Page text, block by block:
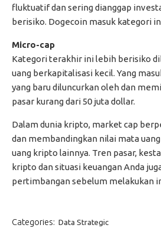
fluktuatif dan sering dianggap
berisiko. Dogecoin masuk kategori
Micro-cap
Kategori terakhir ini lebih berisiko
uang berkapitalisasi kecil. Yang
yang baru diluncurkan oleh dan
pasar kurang dari 50 juta dollar.
Dalam dunia kripto, market cap
dan membandingkan nilai mata
uang kripto lainnya. Tren pasar,
kripto dan situasi keuangan Anda
pertimbangan sebelum melakukan
Categories: Data Strategic